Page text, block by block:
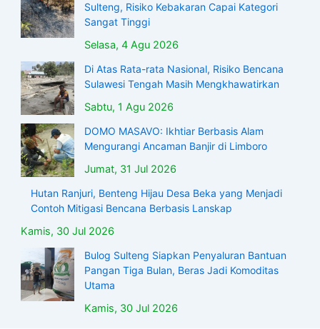
Sulteng, Risiko Kebakaran Capai Kategori
Sangat Tinggi
Selasa, 4 Agu 2026
Di Atas Rata-rata Nasional, Risiko Bencana
Sulawesi Tengah Masih Mengkhawatirkan
Sabtu, 1 Agu 2026
DOMO MASAVO: Ikhtiar Berbasis Alam
Mengurangi Ancaman Banjir di Limboro
Jumat, 31 Jul 2026
Hutan Ranjuri, Benteng Hijau Desa Beka yang Menjadi
Contoh Mitigasi Bencana Berbasis Lanskap
Kamis, 30 Jul 2026
Bulog Sulteng Siapkan Penyaluran Bantuan
Pangan Tiga Bulan, Beras Jadi Komoditas
Utama
Kamis, 30 Jul 2026